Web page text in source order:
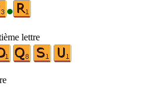
•
lettre